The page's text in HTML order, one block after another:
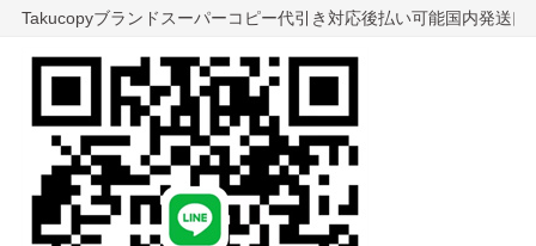
Takucopyブランドスーパーコピー代引き対応後払い可能国内発送